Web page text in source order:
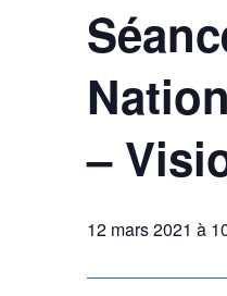
–
12 mars 2021 à